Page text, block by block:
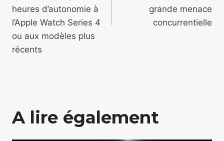
heures d’autonomie à
l’Apple Watch Series 4
ou aux modèles plus
récents
grande menace
concurrentielle
A lire également